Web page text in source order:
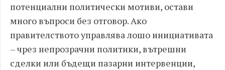
потенциални политически мотиви, остави
много въпроси без отговор. Ако
правителството управлява лошо инициативата
– чрез непрозрачни политики, вътрешни
сделки или бъдещи пазарни интервенции,